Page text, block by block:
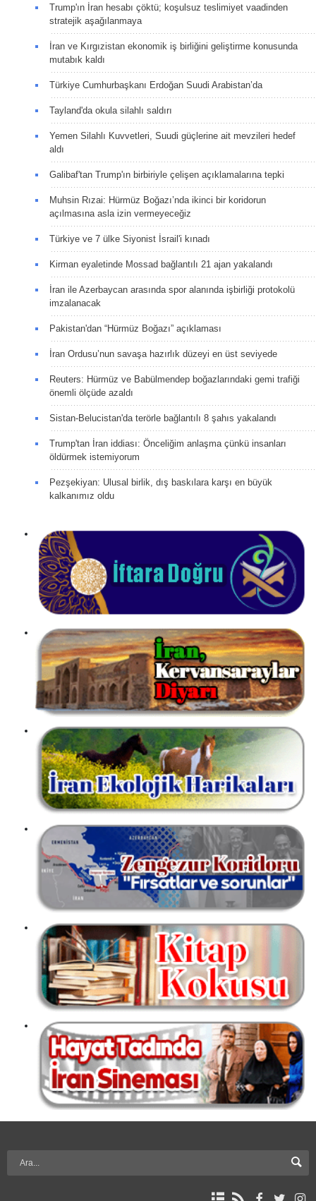
Trump'ın İran hesabı çöktü; koşulsuz teslimiyet vaadinden
stratejik aşağılanmaya
İran ve Kırgızistan ekonomik iş birliğini geliştirme konusunda
mutabık kaldı
Türkiye Cumhurbaşkanı Erdoğan Suudi Arabistan’da
Tayland'da okula silahlı saldırı
Yemen Silahlı Kuvvetleri, Suudi güçlerine ait mevzileri hedef
aldı
Galibaf'tan Trump'ın birbiriyle çelişen açıklamalarına tepki
Muhsin Rızai: Hürmüz Boğazı’nda ikinci bir koridorun
açılmasına asla izin vermeyeceğiz
Türkiye ve 7 ülke Siyonist İsrail'i kınadı
Kirman eyaletinde Mossad bağlantılı 21 ajan yakalandı
İran ile Azerbaycan arasında spor alanında işbirliği protokolü
imzalanacak
Pakistan'dan “Hürmüz Boğazı” açıklaması
İran Ordusu’nun savaşa hazırlık düzeyi en üst seviyede
Reuters: Hürmüz ve Babülmendep boğazlarındaki gemi trafiği
önemli ölçüde azaldı
Sistan-Belucistan'da terörle bağlantılı 8 şahıs yakalandı
Trump'tan İran iddiası: Önceliğim anlaşma çünkü insanları
öldürmek istemiyorum
Pezşekiyan: Ulusal birlik, dış baskılara karşı en büyük
kalkanımız oldu